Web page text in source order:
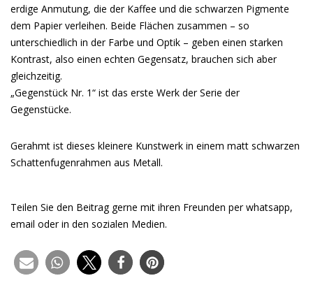
erdige Anmutung, die der Kaffee und die schwarzen Pigmente
dem Papier verleihen. Beide Flächen zusammen – so
unterschiedlich in der Farbe und Optik – geben einen starken
Kontrast, also einen echten Gegensatz, brauchen sich aber
gleichzeitig.
„Gegenstück Nr. 1“ ist das erste Werk der Serie der
Gegenstücke.
Gerahmt ist dieses kleinere Kunstwerk in einem matt schwarzen
Schattenfugenrahmen aus Metall.
Teilen Sie den Beitrag gerne mit ihren Freunden per whatsapp,
email oder in den sozialen Medien.